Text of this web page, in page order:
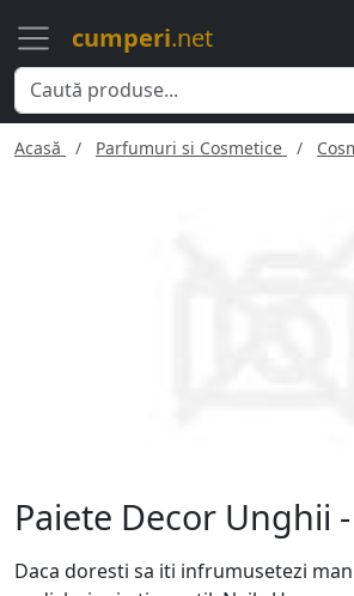
cumperi.net
Acasă Parfumuri si Cosmetice
Paiete Decor Unghii -
Daca doresti sa iti infrumusetezi